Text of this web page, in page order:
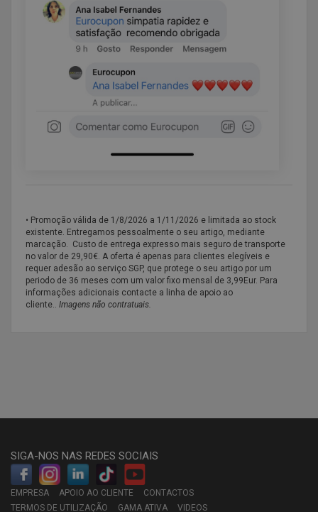
• Promoção válida de 1/8/2026 a 1/11/2026 e limitada ao stock
existente. Entregamos pessoalmente o seu artigo, mediante
marcação. Custo de entrega expresso mais seguro de transporte
no valor de 29,90€. A oferta é apenas para clientes elegíveis e
requer adesão ao serviço SGP, que protege o seu artigo por um
periodo de 36 meses com um valor fixo mensal de 3,99Eur. Para
informações adicionais contacte a linha de apoio ao
cliente.. Imagens não contratuais.
SIGA-NOS NAS REDES SOCIAIS
EMPRESA APOIO AO CLIENTE
CONTACTOS
TERMOS DE UTILIZAÇÃO
GAMA ATIVA VIDEOS